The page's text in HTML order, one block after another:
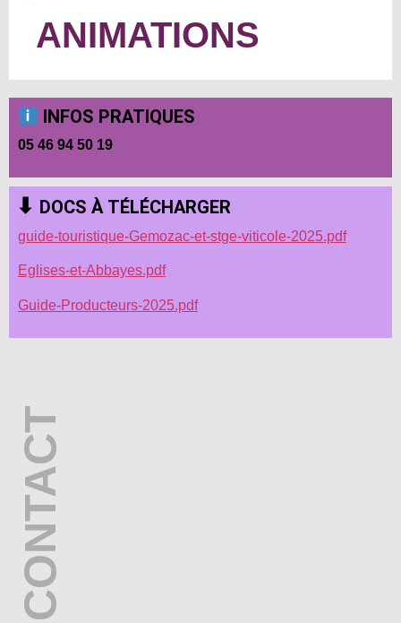
ANIMATIONS
INFOS PRATIQUES
05 46 94 50 19
⬇ DOCS À TÉLÉCHARGER
guide-touristique-Gemozac-et-stge-viticole-2025.pdf
Eglises-et-Abbayes.pdf
Guide-Producteurs-2025.pdf
CONTACT